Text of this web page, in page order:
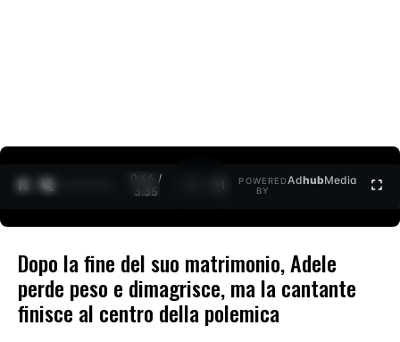
0:47 /
3:35
POWERED
BY
AdhubMedia
Dopo la fine del suo matrimonio, Adele
perde peso e dimagrisce, ma la cantante
finisce al centro della polemica